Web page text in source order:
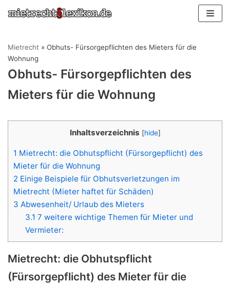
Zum
Mietrecht » Obhuts- Fürsorgepflichten des Mieters für die
Wohnung
Obhuts- Fürsorgepflichten des
Mieters für die Wohnung
Inhaltsverzeichnis [hide]
1 Mietrecht: die Obhutspflicht (Fürsorgepflicht) des
Mieter für die Wohnung
2 Einige Beispiele für Obhutsverletzungen im
Mietrecht (Mieter haftet für Schäden)
3 Abwesenheit/ Urlaub des Mieters
3.1 7 weitere wichtige Themen für Mieter und
Vermieter:
Mietrecht: die Obhutspflicht
(Fürsorgepflicht) des Mieter für die